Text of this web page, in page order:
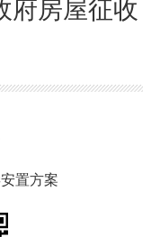
府房屋征收
置方案